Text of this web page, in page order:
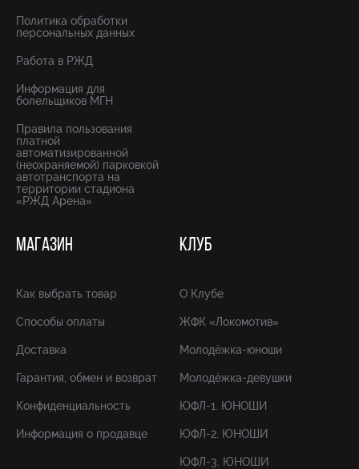
Политика обработки
персональных данных
Работа в РЖД
Информация для
болельщиков МГН
Правила пользования
платной
автоматизированной
(неохраняемой) парковкой
автотранспорта на
территории стадиона
«РЖД Арена»
МАГАЗИН
Как выбрать товар
Способы оплаты
Доставка
Гарантия, обмен и возврат
Конфиденциальность
Информация о продавце
КЛУБ
О Клубе
ЖФК «Локомотив»
Молодёжка-юноши
Молодёжка-девушки
ЮФЛ-1. ЮНОШИ
ЮФЛ-2. ЮНОШИ
ЮФЛ-3. ЮНОШИ